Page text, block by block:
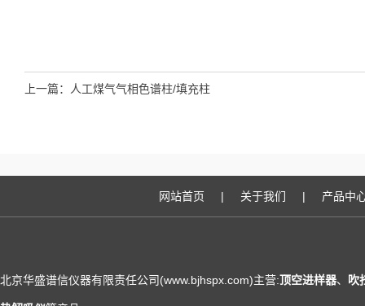
上一篇： 人工煤气气相色谱柱/填充柱
网站首页 | 关于我们 | 产品中
北京华盛谱信仪器有限责任公司(www.bjhspx.com)主营:顶空进样器、 吹